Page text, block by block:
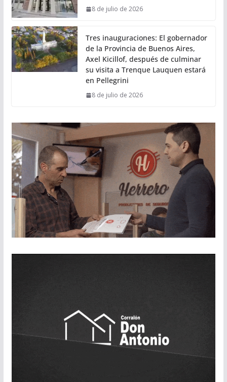
8 de julio de 2026
Tres inauguraciones: El gobernador
de la Provincia de Buenos Aires,
Axel Kicillof, después de culminar
su visita a Trenque Lauquen estará
en Pellegrini
8 de julio de 2026